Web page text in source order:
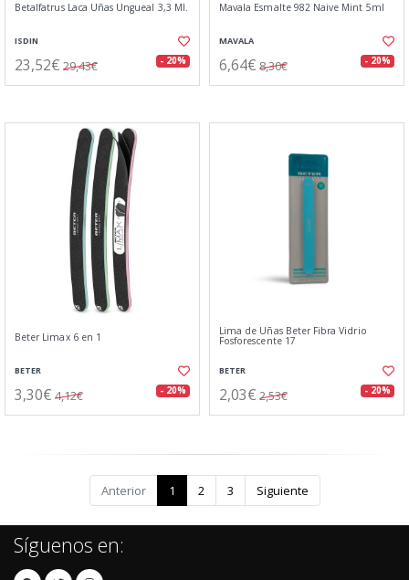
Betalfatrus Laca Uñas Ungueal 3,3 Ml.
ISDIN
23,52€ 29,43€ - 20%
Mavala Esmalte 982 Naive Mint 5ml
MAVALA
6,64€ 8,30€ - 20%
Beter Limax 6 en 1
BETER
3,30€ 4,12€ - 20%
Lima de Uñas Beter Fibra Vidrio
Fosforescente 17
BETER
2,03€ 2,53€ - 20%
Anterior 1 2 3 Siguiente
Síguenos en: